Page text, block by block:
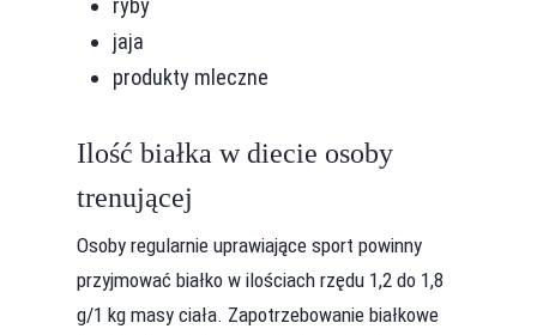
ryby
jaja
produkty mleczne
Ilość białka w diecie osoby
trenującej
Osoby regularnie uprawiające sport powinny
przyjmować białko w ilościach rzędu 1,2 do 1,8
g/1 kg masy ciała. Zapotrzebowanie białkowe